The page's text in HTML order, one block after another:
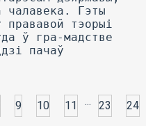
9 10 11 ... 23 24